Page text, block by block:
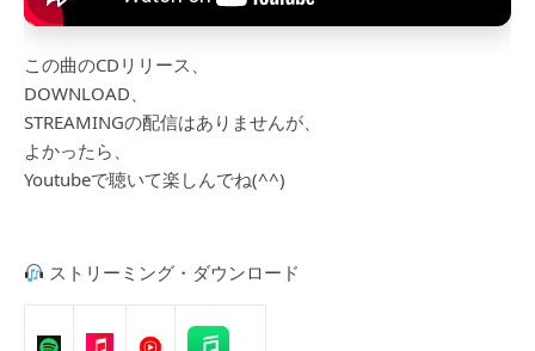
この曲のCDリリース、
DOWNLOAD、
STREAMINGの配信はありませんが、
よかったら、
Youtubeで聴いて楽しんでね(^^)
ストリーミング・ダウンロード